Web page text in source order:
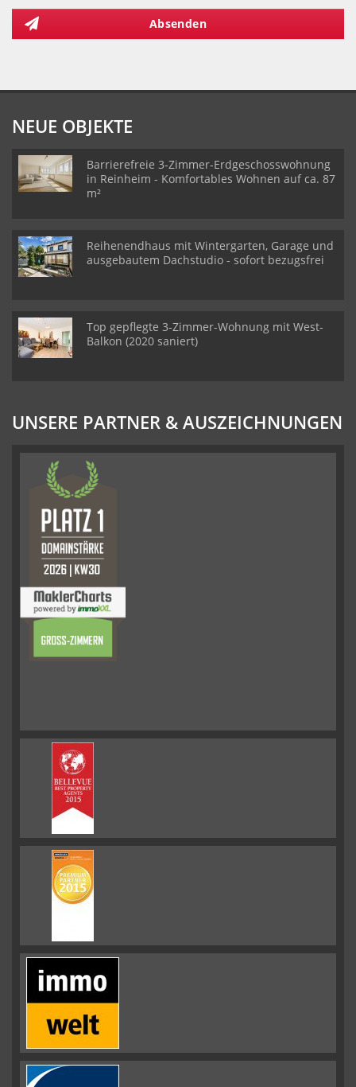
Absenden
NEUE OBJEKTE
Barrierefreie 3-Zimmer-Erdgeschosswohnung
in Reinheim - Komfortables Wohnen auf ca. 87
m²
Reihenendhaus mit Wintergarten, Garage und
ausgebautem Dachstudio - sofort bezugsfrei
Top gepflegte 3-Zimmer-Wohnung mit West-
Balkon (2020 saniert)
UNSERE PARTNER & AUSZEICHNUNGEN